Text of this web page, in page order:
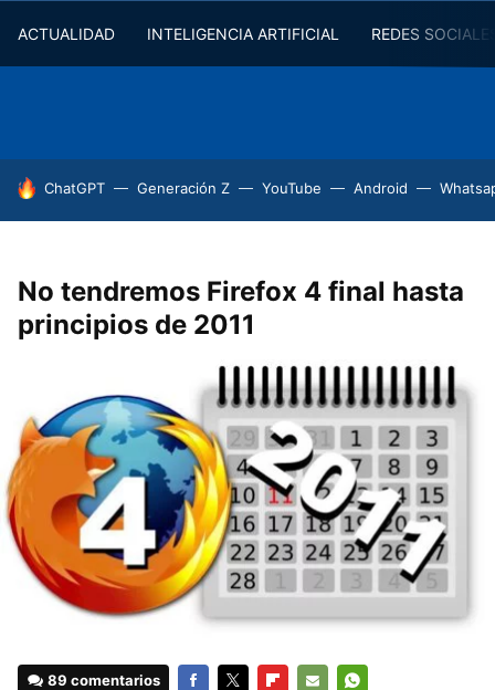
ACTUALIDAD INTELIGENCIA ARTIFICIAL REDES
HOY SE HABLA DE
ChatGPT Generación Z YouTube Android
No tendremos Firefox 4 final hasta
principios de 2011
89 comentarios